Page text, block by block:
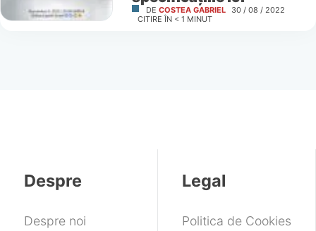
DE COSTEA GABRIEL
30 / 08 / 2022
CITIRE ÎN < 1 MINUT
Despre
Despre noi
Legal
Politica de Cookies